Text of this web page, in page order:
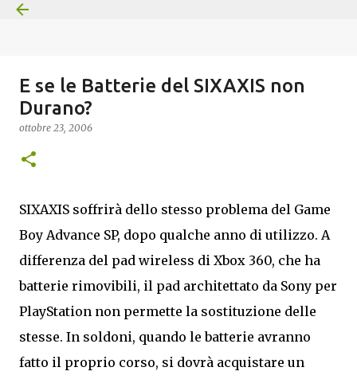
E se le Batterie del SIXAXIS non
Durano?
ottobre 23, 2006
SIXAXIS soffrirà dello stesso problema del Game
Boy Advance SP, dopo qualche anno di utilizzo. A
differenza del pad wireless di Xbox 360, che ha
batterie rimovibili, il pad architettato da Sony per
PlayStation non permette la sostituzione delle
stesse. In soldoni, quando le batterie avranno
fatto il proprio corso, si dovrà acquistare un